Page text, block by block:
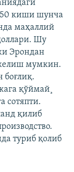
50 киши шунча
маҳаллий
Шу
Эрондан
мумкин.
қўймай¸
сотяпти.
қилиб
туриб қолиб